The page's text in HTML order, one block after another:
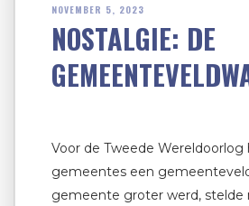
NOVEMBER 5, 2023
NOSTALGIE: DE
Voor de Tweede Wereldoorlog
gemeentes een
gemeente groter werd, stelde